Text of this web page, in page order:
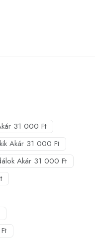
31 000 Ft
Akár 31 000 Ft
Akár 31 000 Ft